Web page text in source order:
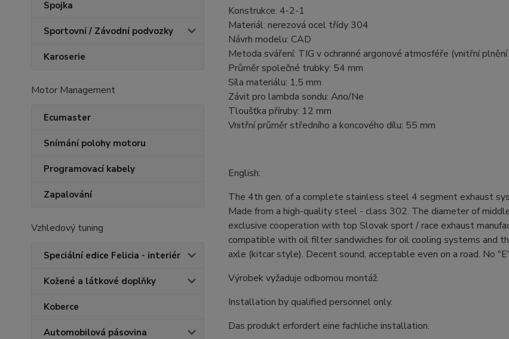
Spojka
Sportovní / Závodní podvozky
Karoserie
Motor Management
Ecumaster
Snímání polohy motoru
Programovací kabely
Zapalování
Vzhledový tuning
Speciální edice Felicia - interiér
Kožené a látkové doplňky
Koberce
Automobilová pásovina
Konstrukce: 4-2-1
Materiál: nerezová ocel třídy 304
Návrh modelu: CAD
Metoda sváření: TIG v ochranné argonové atmosféře (vnitřní
Průměr společné trubky: 54 mm
Síla materiálu: 1,5 mm
Závit pro lambda sondu: Ano/Ne
Tloušťka příruby: 12 mm
Vnitřní průměr středního a koncového dílu: 55 mm
English:
The 4th gen. of a complete stainless steel 4 segment exhaust
Made from a high-quality steel - class 302. The diameter of
exclusive cooperation with top Slovak sport / race exhaust
compatible with oil filter sandwiches for oil cooling systems and
axle (kitcar style). Decent sound, acceptable even on a road. No
Výrobek vyžaduje odbornou montáž.
Installation by qualified personnel only.
Das produkt erfordert eine fachliche installation.